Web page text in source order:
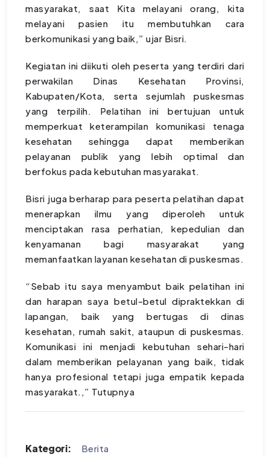
masyarakat, saat Kita melayani orang, kita
melayani pasien itu membutuhkan cara
berkomunikasi yang baik,” ujar Bisri.
Kegiatan ini diikuti oleh peserta yang terdiri dari
perwakilan Dinas Kesehatan Provinsi,
Kabupaten/Kota, serta sejumlah puskesmas
yang terpilih. Pelatihan ini bertujuan untuk
memperkuat keterampilan komunikasi tenaga
kesehatan sehingga dapat memberikan
pelayanan publik yang lebih optimal dan
berfokus pada kebutuhan masyarakat.
Bisri juga berharap para peserta pelatihan dapat
menerapkan ilmu yang diperoleh untuk
menciptakan rasa perhatian, kepedulian dan
kenyamanan bagi masyarakat yang
memanfaatkan layanan kesehatan di puskesmas.
“Sebab itu saya menyambut baik pelatihan ini
dan harapan saya betul-betul dipraktekkan di
lapangan, baik yang bertugas di dinas
kesehatan, rumah sakit, ataupun di puskesmas.
Komunikasi ini menjadi kebutuhan sehari-hari
dalam memberikan pelayanan yang baik, tidak
hanya profesional tetapi juga empatik kepada
masyarakat.,” Tutupnya
Kategori: Berita